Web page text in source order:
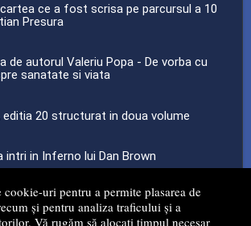
cookie-uri pentru a permite plasarea de
și pentru analiza traficului și a
Vă rugăm să alocați timpul necesar
ce a fost scrisa pe parcursul a 10
Presura
de autorul Valeriu Popa - De vorba cu
sanatate si viata
editia 20 structurat in doua volume
in Inferno lui Dan Brown